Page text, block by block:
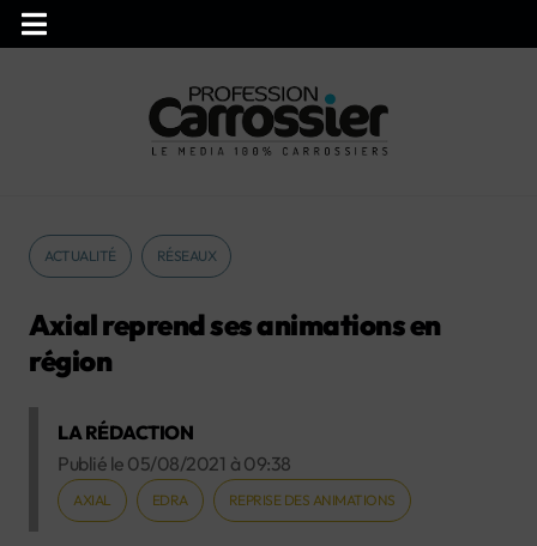
ACTUALITÉ RÉSEAUX
Axial reprend ses animations en
région
LA RÉDACTION
Publié le 05/08/2021 à 09:38
AXIAL EDRA REPRISE DES ANIMATIONS